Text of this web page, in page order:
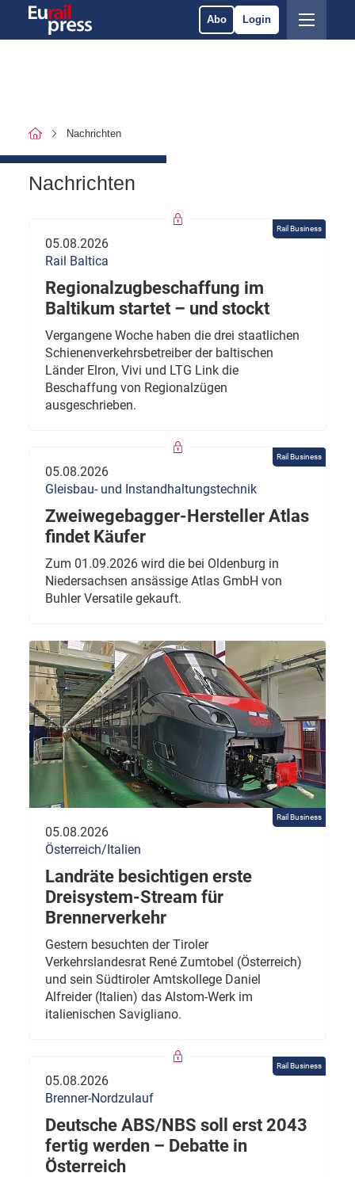
Abo Login
Nachrichten
Nachrichten
Rail Business
05.08.2026
Rail Baltica
Regionalzugbeschaffung im
Baltikum startet – und stockt
Vergangene Woche haben die drei staatlichen
Schienenverkehrsbetreiber der baltischen
Länder Elron, Vivi und LTG Link die
Beschaffung von Regionalzügen
ausgeschrieben.
Rail Business
05.08.2026
Gleisbau- und Instandhaltungstechnik
Zweiwegebagger-Hersteller Atlas
findet Käufer
Zum 01.09.2026 wird die bei Oldenburg in
Niedersachsen ansässige Atlas GmbH von
Buhler Versatile gekauft.
Rail Business
05.08.2026
Österreich/Italien
Landräte besichtigen erste
Dreisystem-Stream für
Brennerverkehr
Gestern besuchten der Tiroler
Verkehrslandesrat René Zumtobel (Österreich)
und sein Südtiroler Amtskollege Daniel
Alfreider (Italien) das Alstom-Werk im
italienischen Savigliano.
Rail Business
05.08.2026
Brenner-Nordzulauf
Deutsche ABS/NBS soll erst 2043
fertig werden – Debatte in
Österreich